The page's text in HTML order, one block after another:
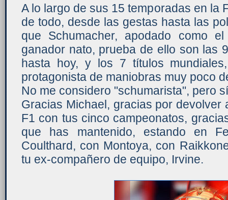
A lo largo de sus 15 temporadas en la
de todo, desde las gestas hasta las
que Schumacher, apodado como
ganador nato, prueba de ello son las
hasta hoy, y los 7 títulos
protagonista de maniobras muy poco
No me considero "schumarista", pero
Gracias Michael, gracias por devolver
F1 con tus cinco campeonatos,
que has mantenido, estando en
Coulthard, con Montoya, con
tu ex-compañero de equipo, Irvine.